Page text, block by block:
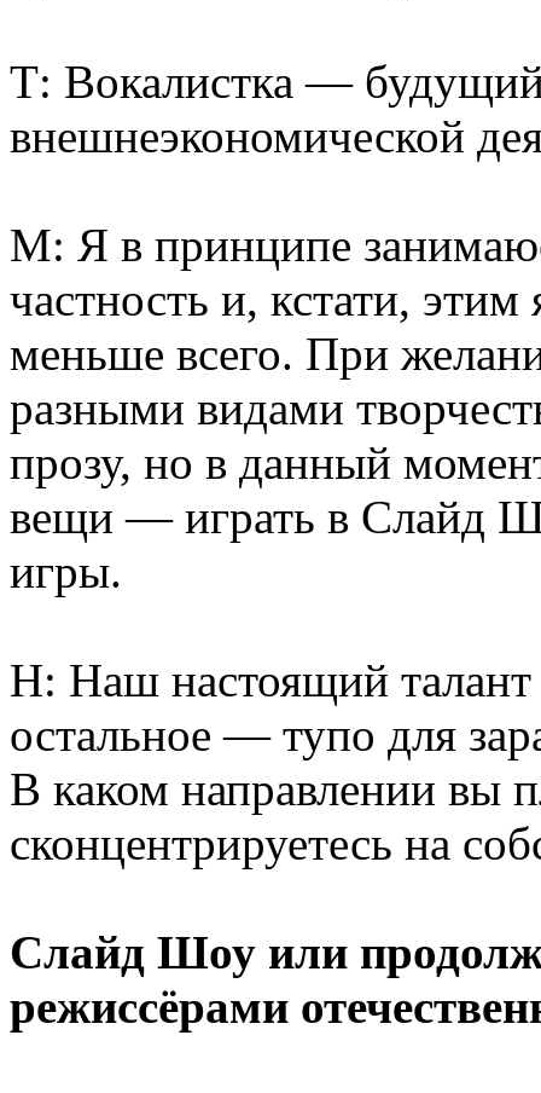
Т: Вокалистка — будущий
внешнеэкономической
М: Я в принципе
частность и, кстати,
меньше всего. При
разными видами
прозу, но в данный
вещи — играть в Слайд
игры.
Н: Наш настоящий
остальное — тупо для
В каком направлении вы
сконцентрируетесь на
Слайд Шоу или
режиссёрами